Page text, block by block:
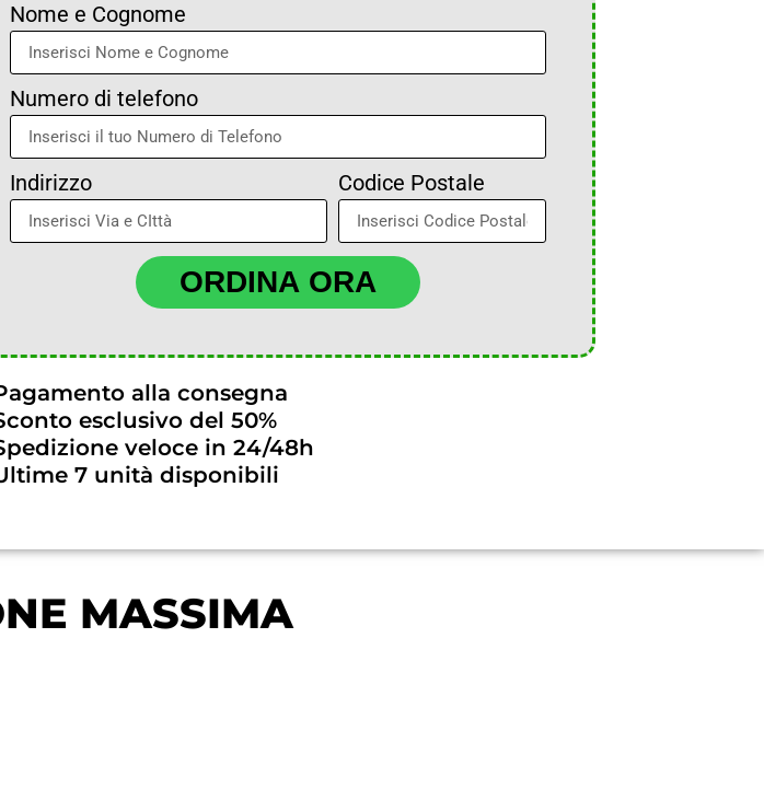
Nome e Cognome
Numero di telefono
Indirizzo Codice Postale
ORDINA ORA
alla consegna
esclusivo del 50%
veloce in 24/48h
7 unità disponibili
MASSIMA